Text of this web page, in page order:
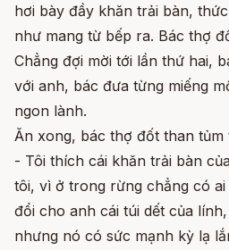
hơi bày đầy khăn trải bàn,
như mang từ bếp ra. Bác thợ
Chẳng đợi mời tới lần thứ hai,
với anh, bác đưa từng miếng
ngon lành.
Ăn xong, bác thợ đốt than tủm
- Tôi thích cái khăn trải bàn
tôi, vì ở trong rừng chẳng có
đổi cho anh cái túi dết của
nhưng nó có sức mạnh kỳ lạ